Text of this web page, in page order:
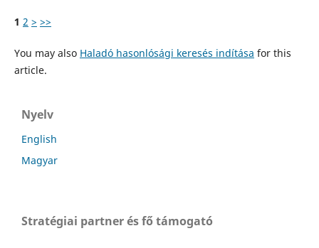
1 2 > >>
You may also Haladó hasonlósági keresés indítása for this
article.
Nyelv
English
Magyar
Stratégiai partner és fő támogató